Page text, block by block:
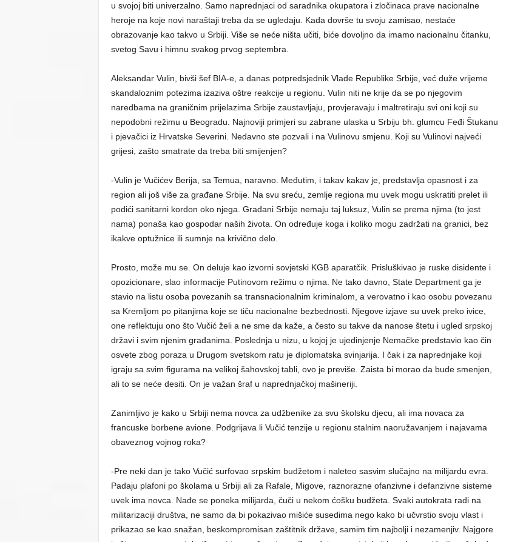
u svojoj biti univerzalno. Samo naprednjaci od saradnika okupatora i zločinaca prave nacionalne
heroje na koje novi naraštaji treba da se ugledaju. Kada dovrše tu svoju zamisao, nestaće
obrazovanje kao takvo u Srbiji. Više se neće ništa učiti, biće dovoljno da imamo nacionalnu čitanku,
svetog Savu i himnu svakog prvog septembra.
Aleksandar Vulin, bivši šef BIA-e, a danas potpredsjednik Vlade Republike Srbije, već duže vrijeme
skandaloznim potezima izaziva oštre reakcije u regionu. Vulin niti ne krije da se po njegovim
naredbama na graničnim prijelazima Srbije zaustavljaju, provjeravaju i maltretiraju svi oni koji su
nepodobni režimu u Beogradu. Najnoviji primjeri su zabrane ulaska u Srbiju bh. glumcu Feđi Štukanu
i pjevačici iz Hrvatske Severini. Nedavno ste pozvali i na Vulinovu smjenu. Koji su Vulinovi najveći
grijesi, zašto smatrate da treba biti smijenjen?
-Vulin je Vučićev Berija, sa Temua, naravno. Međutim, i takav kakav je, predstavlja opasnost i za
region ali još više za građane Srbije. Na svu sreću, zemlje regiona mu uvek mogu uskratiti prelet ili
podići sanitarni kordon oko njega. Građani Srbije nemaju taj luksuz, Vulin se prema njima (to jest
nama) ponaša kao gospodar naših života. On određuje koga i koliko mogu zadržati na granici, bez
ikakve optužnice ili sumnje na krivično delo.
Prosto, može mu se. On deluje kao izvorni sovjetski KGB aparatčik. Prisluškivao je ruske disidente i
opozicionare, slao informacije Putinovom režimu o njima. Ne tako davno, State Department ga je
stavio na listu osoba povezanih sa transnacionalnim kriminalom, a verovatno i kao osobu povezanu
sa Kremljom po pitanjima koje se tiču nacionalne bezbednosti. Njegove izjave su uvek preko ivice,
one reflektuju ono što Vučić želi a ne sme da kaže, a često su takve da nanose štetu i ugled srpskoj
državi i svim njenim građanima. Poslednja u nizu, u kojoj je ujedinjenje Nemačke predstavio kao čin
osvete zbog poraza u Drugom svetskom ratu je diplomatska svinjarija. I čak i za naprednjake koji
igraju sa svim figurama na velikoj šahovskoj tabli, ovo je previše. Zaista bi morao da bude smenjen,
ali to se neće desiti. On je važan šraf u naprednjačkoj mašineriji.
Zanimljivo je kako u Srbiji nema novca za udžbenike za svu školsku djecu, ali ima novaca za
francuske borbene avione. Podgrijava li Vučić tenzije u regionu stalnim naoružavanjem i najavama
obaveznog vojnog roka?
-Pre neki dan je tako Vučić surfovao srpskim budžetom i naleteo sasvim slučajno na milijardu evra.
Padaju plafoni po školama u Srbiji ali za Rafale, Migove, raznorazne ofanzivne i defanzivne sisteme
uvek ima novca. Nađe se poneka milijarda, čuči u nekom ćošku budžeta. Svaki autokrata radi na
militarizaciji društva, ne samo da bi pokazivao mišiće susedima nego kako bi učvrstio svoju vlast i
prikazao se kao snažan, beskompromisan zaštitnik države, samim tim najbolji i nezamenjiv. Najgore